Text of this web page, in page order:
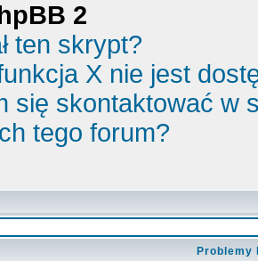
2
ten skrypt?
X nie jest
się skontaktować w
tego forum?
Problemy